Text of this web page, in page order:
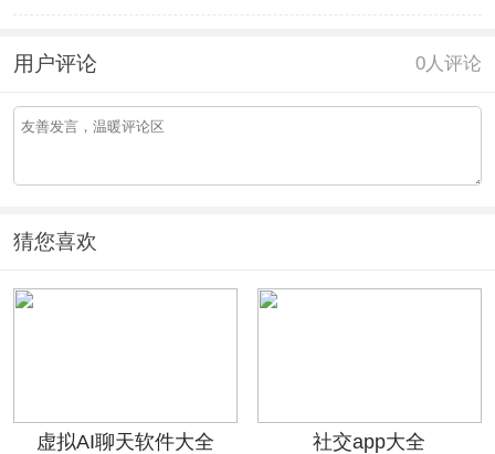
用户评论 0人评论
猜您喜欢
虚拟AI聊天软件大全 社交app大全